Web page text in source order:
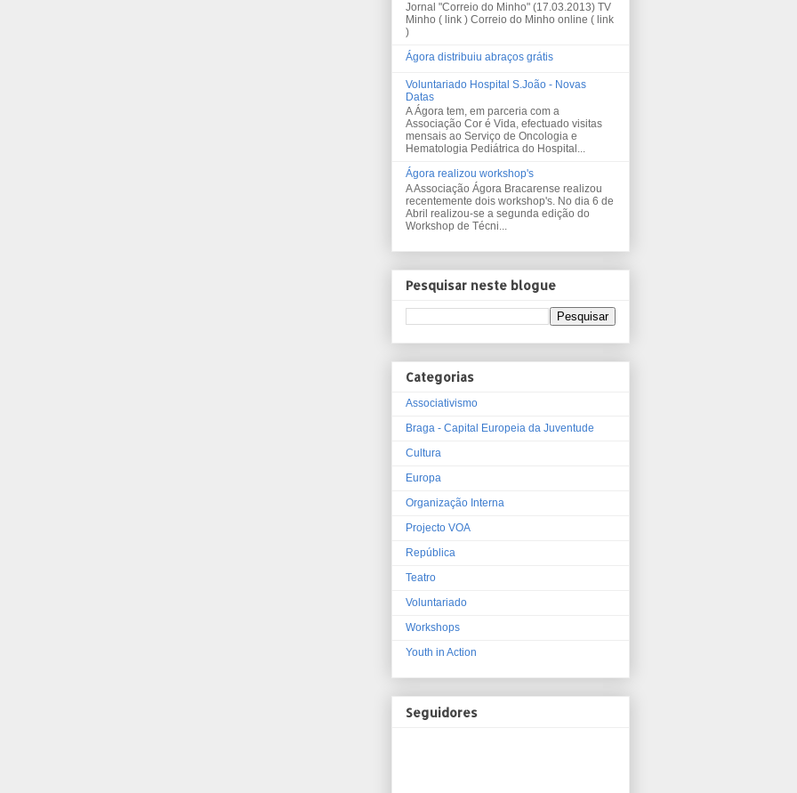
Jornal "Correio do Minho" (17.03.2013) TV
Minho ( link ) Correio do Minho online ( link
)
Ágora distribuiu abraços grátis
Voluntariado Hospital S.João - Novas
Datas
A Ágora tem, em parceria com a
Associação Cor é Vida, efectuado visitas
mensais ao Serviço de Oncologia e
Hematologia Pediátrica do Hospital...
Ágora realizou workshop's
A Associação Ágora Bracarense realizou
recentemente dois workshop's. No dia 6 de
Abril realizou-se a segunda edição do
Workshop de Técni...
Pesquisar neste blogue
Categorias
Associativismo
Braga - Capital Europeia da Juventude
Cultura
Europa
Organização Interna
Projecto VOA
República
Teatro
Voluntariado
Workshops
Youth in Action
Seguidores